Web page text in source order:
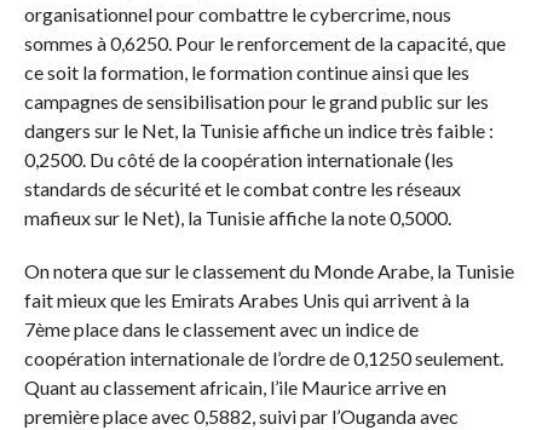
organisationnel pour combattre le cybercrime, nous
sommes à 0,6250. Pour le renforcement de la capacité, que
ce soit la formation, le formation continue ainsi que les
campagnes de sensibilisation pour le grand public sur les
dangers sur le Net, la Tunisie affiche un indice très faible :
0,2500. Du côté de la coopération internationale (les
standards de sécurité et le combat contre les réseaux
mafieux sur le Net), la Tunisie affiche la note 0,5000.
On notera que sur le classement du Monde Arabe, la Tunisie
fait mieux que les Emirats Arabes Unis qui arrivent à la
7ème place dans le classement avec un indice de
coopération internationale de l’ordre de 0,1250 seulement.
Quant au classement africain, l’ile Maurice arrive en
première place avec 0,5882, suivi par l’Ouganda avec